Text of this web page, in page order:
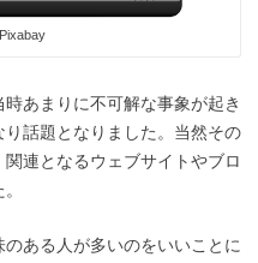
あまりに不可解な事象が起き
話題となりました。当然その
連となるウェブサイトやブロ
ある人が多いのをいいことに